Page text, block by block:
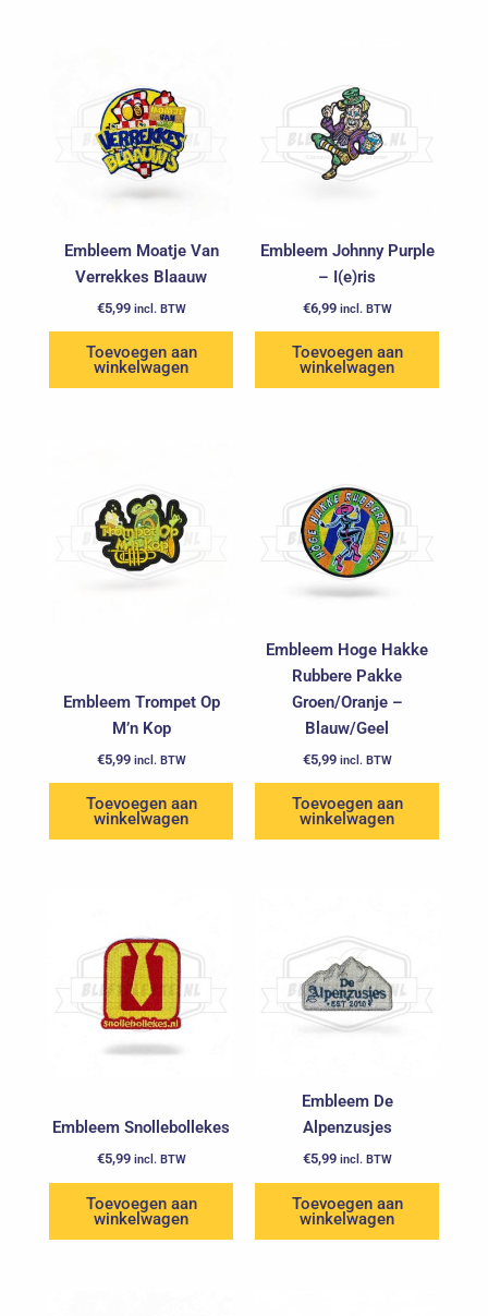
Embleem Moatje Van
Verrekkes Blaauw
€5,99 incl. BTW
Toevoegen aan
winkelwagen
Embleem Johnny Purple
– I(e)ris
€6,99 incl. BTW
Toevoegen aan
winkelwagen
Embleem Trompet Op
M’n Kop
€5,99 incl. BTW
Toevoegen aan
winkelwagen
Embleem Hoge Hakke
Rubbere Pakke
Groen/Oranje –
Blauw/Geel
€5,99 incl. BTW
Toevoegen aan
winkelwagen
Embleem Snollebollekes
€5,99 incl. BTW
Toevoegen aan
winkelwagen
Embleem De
Alpenzusjes
€5,99 incl. BTW
Toevoegen aan
winkelwagen